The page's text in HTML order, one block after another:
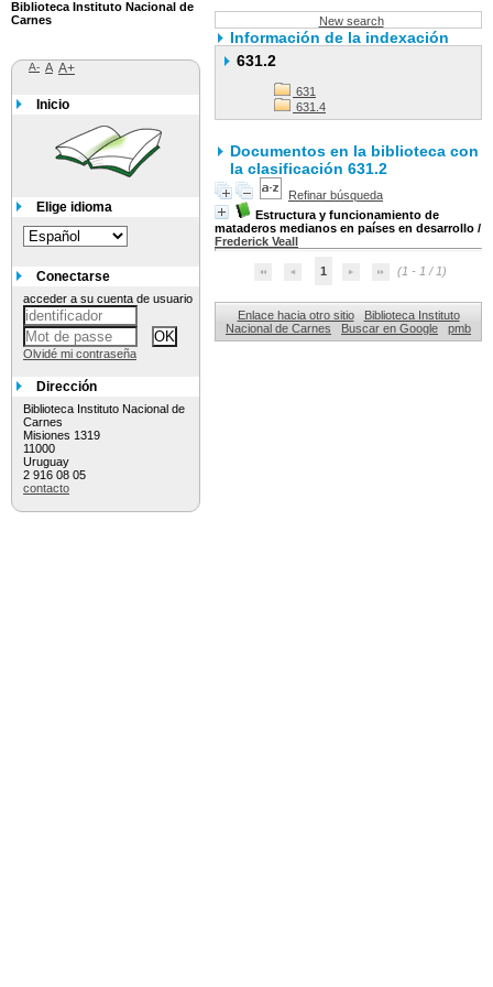
New search
Información de la indexación
631.2
631
631.4
Documentos en la biblioteca con
la clasificación 631.2
Refinar búsqueda
Estructura y funcionamiento de
mataderos medianos en países en desarrollo /
Frederick Veall
1 (1 - 1 / 1)
Enlace hacia otro sitio
Biblioteca Instituto
Nacional de Carnes
Buscar en Google pmb
Biblioteca Instituto Nacional de
Carnes
A- A A+
Inicio
Elige idioma
Conectarse
acceder a su cuenta de usuario
Olvidé mi contraseña
Dirección
Biblioteca Instituto Nacional de
Carnes
Misiones 1319
11000
Uruguay
2 916 08 05
contacto